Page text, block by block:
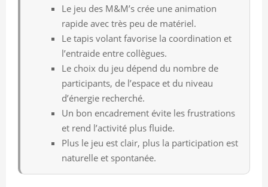
Le jeu des M&M’s crée une animation
rapide avec très peu de matériel.
Le tapis volant favorise la coordination et
l’entraide entre collègues.
Le choix du jeu dépend du nombre de
participants, de l’espace et du niveau
d’énergie recherché.
Un bon encadrement évite les frustrations
et rend l’activité plus fluide.
Plus le jeu est clair, plus la participation est
naturelle et spontanée.